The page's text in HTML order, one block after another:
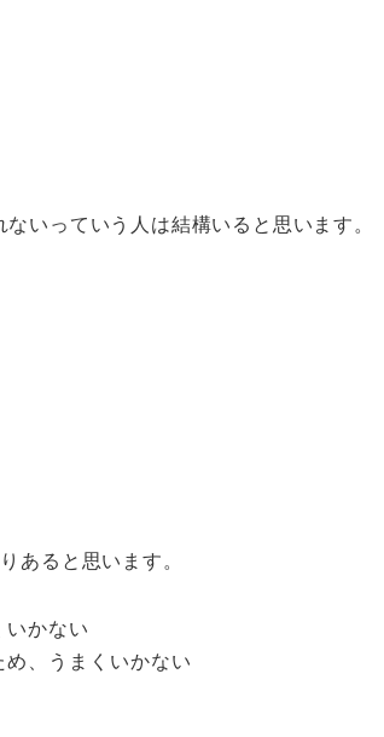
いっていう人は結構いると思います。
あると思います。
いかない
、うまくいかない